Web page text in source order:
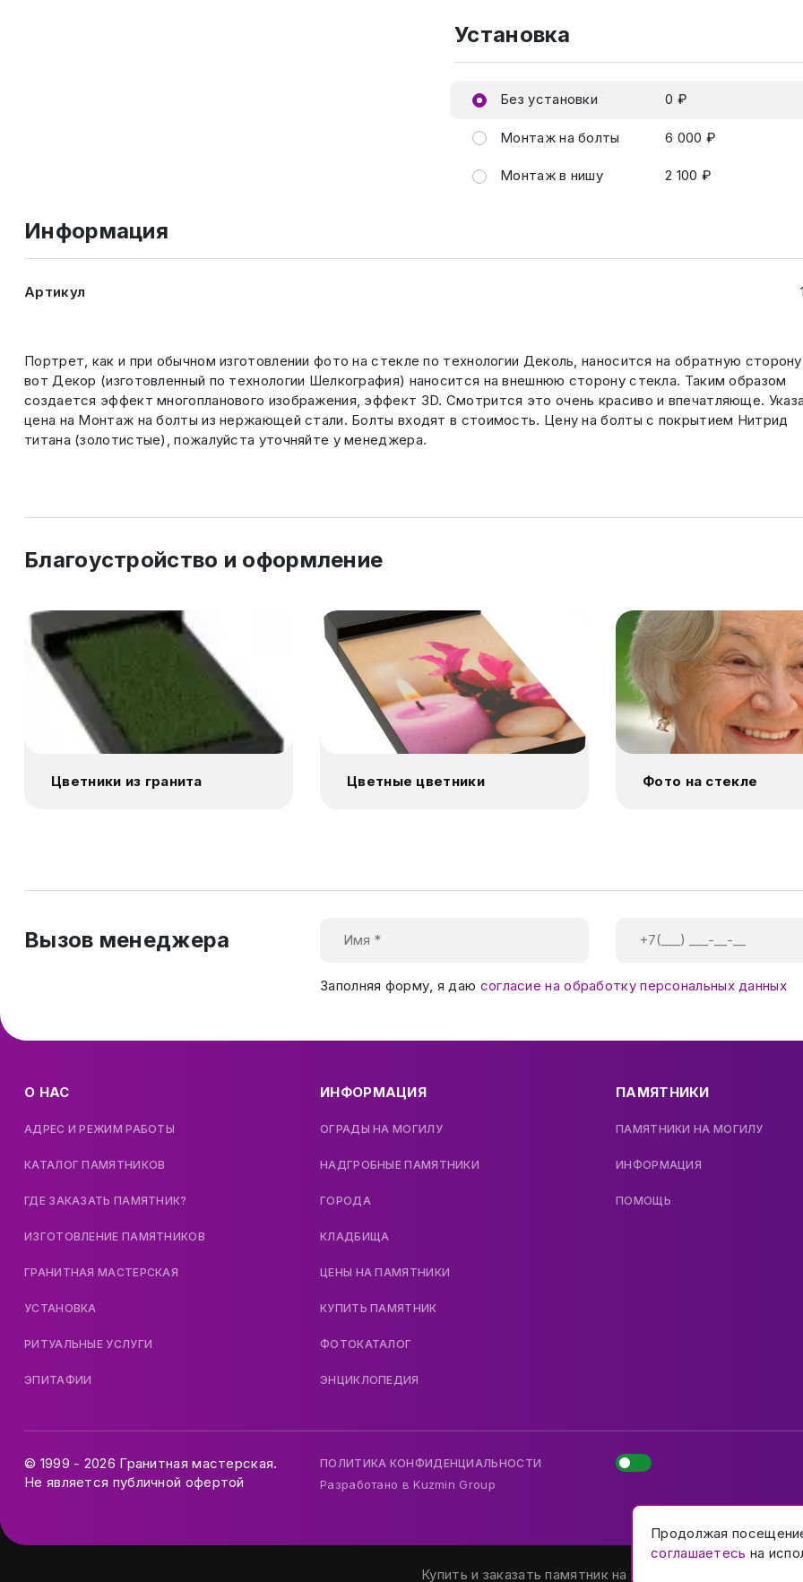
Установка
Без установки 0 ₽
Монтаж на болты 6 000 ₽
Монтаж в нишу 2 100 ₽
Информация
Артикул
Портрет, как и при обычном изготовлении фото на стекле по технологии Деколь, наносится на обратную
вот Декор (изготовленный по технологии Шелкография) наносится на внешнюю сторону стекла. Таким образом
создается эффект многопланового изображения, эффект 3D. Смотрится это очень красиво и впечатляюще.
цена на Монтаж на болты из нержающей стали. Болты входят в стоимость. Цену на болты с покрытием Нитрид
титана (золотистые), пожалуйста уточняйте у менеджера.
Благоустройство и оформление
Цветники из гранита Цветные цветники Фото на стекле
Вызов менеджера
Заполняя форму, я даю согласие на обработку персональных данных
О НАС
АДРЕС И РЕЖИМ РАБОТЫ
КАТАЛОГ ПАМЯТНИКОВ
ГДЕ ЗАКАЗАТЬ ПАМЯТНИК?
ИЗГОТОВЛЕНИЕ ПАМЯТНИКОВ
ГРАНИТНАЯ МАСТЕРСКАЯ
УСТАНОВКА
РИТУАЛЬНЫЕ УСЛУГИ
ЭПИТАФИИ
ИНФОРМАЦИЯ
ОГРАДЫ НА МОГИЛУ
НАДГРОБНЫЕ ПАМЯТНИКИ
ГОРОДА
КЛАДБИЩА
ЦЕНЫ НА ПАМЯТНИКИ
КУПИТЬ ПАМЯТНИК
ФОТОКАТАЛОГ
ЭНЦИКЛОПЕДИЯ
ПАМЯТНИКИ
ПАМЯТНИКИ НА МОГИЛУ
ИНФОРМАЦИЯ
ПОМОЩЬ
© 1999 - 2026 Гранитная мастерская.
Не является публичной офертой
ПОЛИТИКА КОНФИДЕНЦИАЛЬНОСТИ
Разработано вKuzmin Group
Купить и заказать памятник на могилу в Москве и МО
Продолжая
соглашаетесь на